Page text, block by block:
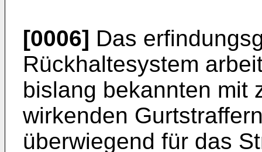
[0006] Das
Rückhaltesystem
bislang bekannten mit
wirkenden
überwiegend für das